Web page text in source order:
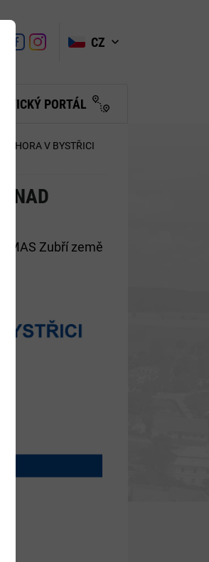
PORTÁL
Turistické
LinkLinkLink
CZ
HORA V BYSTŘICI
NAD
MAS Zubří země